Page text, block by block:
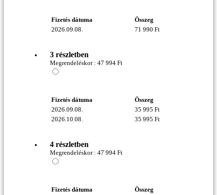
Fizetés dátuma
Összeg
2026.09.08.
71 990 Ft
3 részletben
Megrendeléskor : 47 994 Ft
Fizetés dátuma
Összeg
2026.09.08.
35 995 Ft
2026.10.08.
35 995 Ft
4 részletben
Megrendeléskor : 47 994 Ft
Fizetés dátuma
Összeg